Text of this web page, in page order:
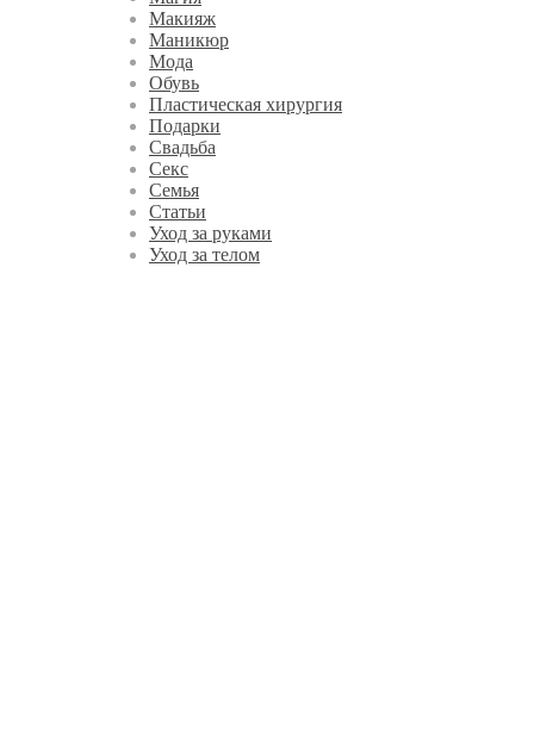
Макияж
Маникюр
Мода
Обувь
Пластическая хирургия
Подарки
Свадьба
Секс
Семья
Статьи
Уход за руками
Уход за телом